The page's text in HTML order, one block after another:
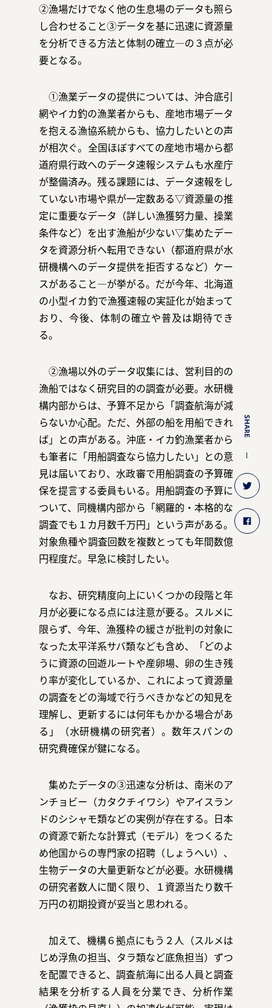
SHARE
②漁場だけでなく他の生息場のデータも照ら
し合わせること③データを基に迅速に資源量
を分析できる方法と体制の確立―の３点が必
要となる。
①漁業データの提供については、沖合底引
網やイカ釣の漁業者からも、産地市場データ
を抱える漁協系統からも、協力したいとの声
が相次ぐ。全国ほぼすべての産地市場から都
道府県行政へのデータ速報システムも水産庁
が整備済み。残る課題には、データ速報をし
ていない市場や県が一定数ある▽資源量の推
定に重要なデータ（詳しい漁獲努力量、操業
条件など）を出す漁船が少ない▽集めたデー
タを資源分析へ転用できない（都道府県が水
研機構へのデータ提供を拒否するなど）ケー
スがあること―が挙がる。だが今年、北海道
の小型イカ釣で漁獲速報の実証化が始まって
おり、今後、体制の確立や普及は期待でき
る。
②漁場以外のデータ収集には、営利目的の
漁船ではなく研究目的の調査が必要。水研機
構内部からは、予算不足から「調査航海が減
らないか心配。ただ、外部の船を用船できれ
ば」との声がある。沖底・イカ釣漁業者から
も筆者に「用船調査なら協力したい」との意
見は届いており、水政審で用船調査の予算確
保を提言する委員もいる。用船調査の予算に
ついて、同機構内部から「網羅的・本格的な
調査でも１カ月数千万円」という声がある。
対象魚種や調査回数を複数とっても年間数億
円程度だ。早急に検討したい。
なお、研究精度向上にいくつかの段階と年
月が必要になる点には注意が要る。スルメに
限らず、今年、漁獲枠の緩さが批判の対象に
なった太平洋系サバ類なども含め、「どのよ
うに資源の回遊ルートや産卵場、卵の生き残
り率が変化しているか、これによって資源量
の調査をどの海域で行うべきかなどの知見を
理解し、更新するには何年もかかる場合があ
る」（水研機構の研究者）。数年スパンの
研究費確保が鍵になる。
集めたデータの③迅速な分析は、南米のア
ンチョビー（カタクチイワシ）やアイスラン
ドのシシャモ類などの実例が存在する。日本
の資源で新たな計算式（モデル）をつくるた
め他国からの専門家の招聘（しょうへい）、
生物データの大量更新などが必要。水研機構
の研究者数人に聞く限り、１資源当たり数千
万円の初期投資が妥当と思われる。
加えて、機構６拠点にもう２人（スルメは
じめ浮魚の担当、タラ類など底魚担当）ずつ
を配置できると、調査航海に出る人員と調査
結果を分析する人員を分業でき、分析作業